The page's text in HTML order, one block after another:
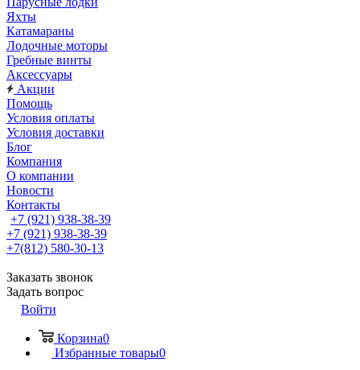
Яхты
Катамараны
Лодочные моторы
Гребные винты
Аксессуары
Акции
Помощь
Условия оплаты
Условия доставки
Блог
Компания
О компании
Новости
Контакты
+7 (921) 938-38-39
+7 (921) 938-38-39
+7(812) 580-30-13
Заказать звонок
Задать вопрос
Войти
Корзина0
Избранные товары0